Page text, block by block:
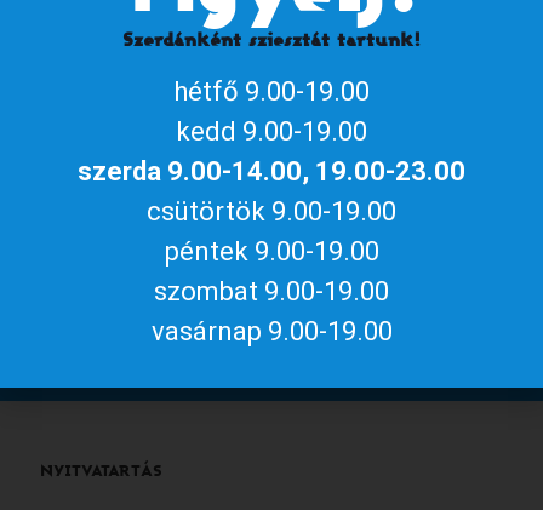
Naptárhoz adom
Megosztom az eseményt
Aktuális gyulai programokért, irány
agyulakult.hu
NYITVATARTÁS
Szerdánként sziesztát tartunk!
hétfő 9.00-19.00
kedd 9.00-19.00
szerda 9.00-14.00, 19.00-23.00
csütörtök 9.00-19.00
péntek 9.00-19.00
szombat 9.00-19.00
vasárnap 9.00-19.00